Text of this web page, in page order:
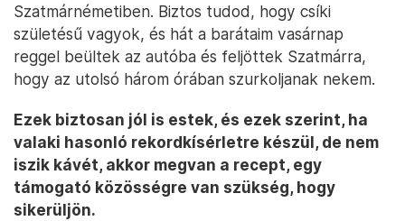
Szatmárnémetiben. Biztos tudod, hogy csíki
születésű vagyok, és hát a barátaim vasárnap
reggel beültek az autóba és feljöttek Szatmárra,
hogy az utolsó három órában szurkoljanak nekem.
Ezek biztosan jól is estek, és ezek szerint, ha
valaki hasonló rekordkísérletre készül, de nem
iszik kávét, akkor megvan a recept, egy
támogató közösségre van szükség, hogy
sikerüljön.